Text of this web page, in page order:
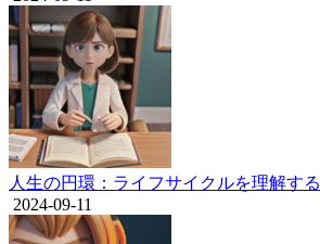
人生の円環：ライフサイクルを理解する
2024-09-11